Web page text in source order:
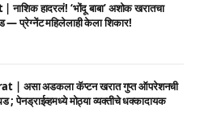
हादरलं! ‘भोंदू बाबा’ अशोक खरातचा
प्रेग्नेंट महिलेलाही केला शिकार!
| असा अडकला कॅप्टन खरात गुप्त ऑपरेशनची
; पेनड्राईव्हमध्ये मोठ्या व्यक्तीचे धक्कादायक